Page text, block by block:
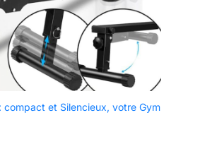
compact et Silencieux, votre Gym